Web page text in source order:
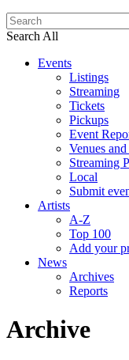
Search All
Events
Listings
Streaming
Tickets
Pickups
Event
Venues
Streaming
Local
Submit
Artists
A-Z
Top 100
Add your
News
Archives
Reports
Archive